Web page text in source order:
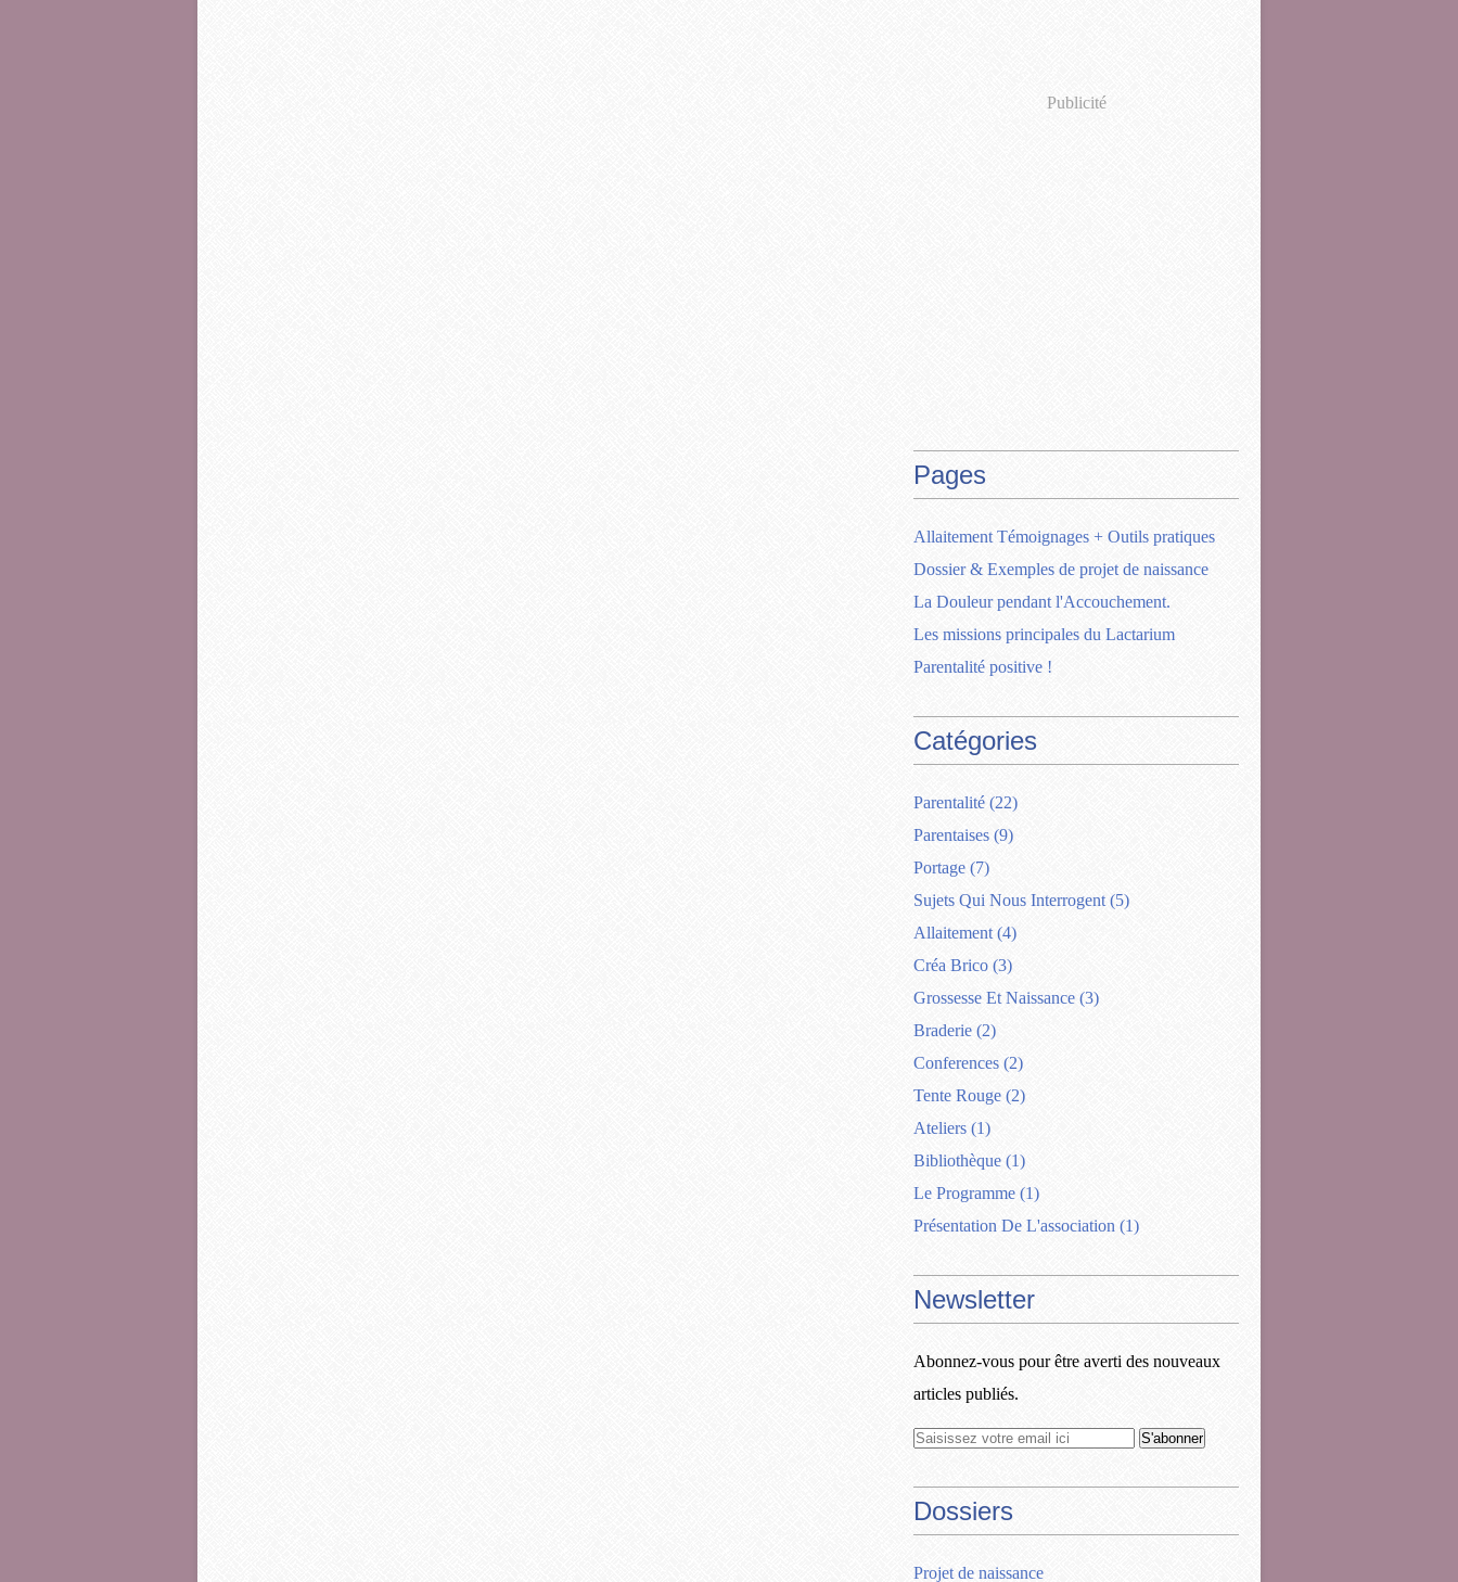
Publicité
Pages
Allaitement Témoignages + Outils pratiques
Dossier & Exemples de projet de naissance
La Douleur pendant l'Accouchement.
Les missions principales du Lactarium
Parentalité positive !
Catégories
Parentalité (22)
Parentaises (9)
Portage (7)
Sujets Qui Nous Interrogent (5)
Allaitement (4)
Créa Brico (3)
Grossesse Et Naissance (3)
Braderie (2)
Conferences (2)
Tente Rouge (2)
Ateliers (1)
Bibliothèque (1)
Le Programme (1)
Présentation De L'association (1)
Newsletter
Abonnez-vous pour être averti des nouveaux
articles publiés.
Dossiers
Projet de naissance